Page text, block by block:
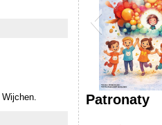
Plakat
2026
Patronaty